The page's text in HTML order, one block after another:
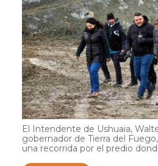
El Intendente de Ushuaia,
gobernador de Tierra del
una recorrida por el predio